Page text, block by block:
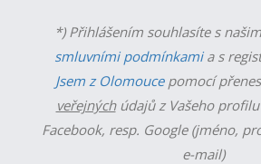
*) Přihlášením souhlasíte s
smluvními podmínkamia s
Jsem z Olomoucepomocí
veřejnýchúdajů z Vašeho
Facebook, resp. Google (jméno,
e-mail)